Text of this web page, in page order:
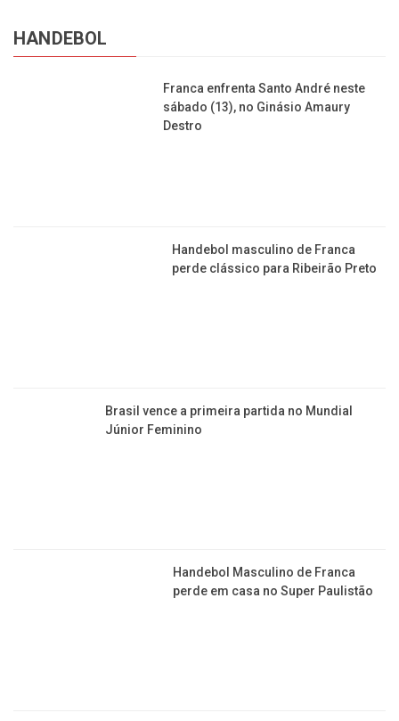
HANDEBOL
Franca enfrenta Santo André neste
sábado (13), no Ginásio Amaury
Destro
Handebol masculino de Franca
perde clássico para Ribeirão Preto
Brasil vence a primeira partida no Mundial
Júnior Feminino
Handebol Masculino de Franca
perde em casa no Super Paulistão